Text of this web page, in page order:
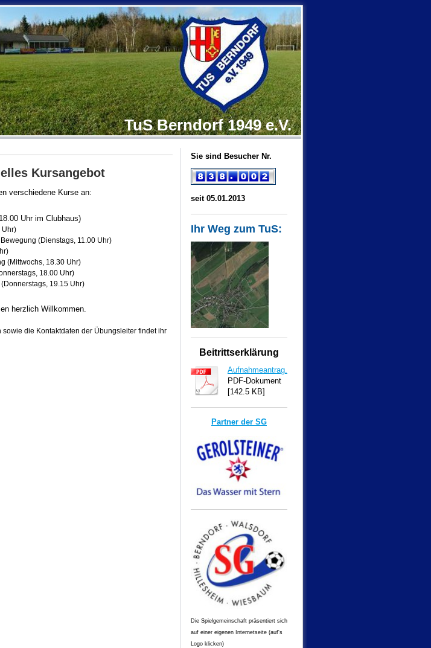
TuS Berndorf 1949 e.V.
Kursangebot
verschiedene Kurse an:
Uhr im Clubhaus)
Uhr)
(Dienstags, 11.00 Uhr)
(Mittwochs, 18.30 Uhr)
18.00 Uhr)
19.15 Uhr)
herzlich Willkommen.
die Kontaktdaten der Übungsleiter findet ihr
Sie sind Besucher Nr.
seit 05.01.2013
Ihr Weg zum TuS:
Beitrittserklärung
Aufnahmeantrag.pdf
PDF-Dokument
[142.5 KB]
Partner der SG
Die Spielgemeinschaft präsentiert sich
auf einer eigenen Internetseite (auf's
Logo klicken)